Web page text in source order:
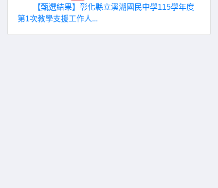
【甄選結果】彰化縣立溪湖國民中學115學年度
第1次教學支援工作人...